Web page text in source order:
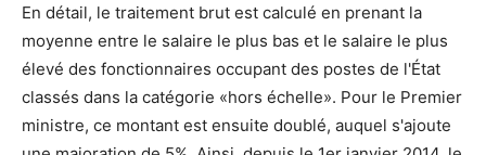
En détail, le traitement brut est calculé en prenant la
moyenne entre le salaire le plus bas et le salaire le plus
élevé des fonctionnaires occupant des postes de l'État
classés dans la catégorie «hors échelle». Pour le Premier
ministre, ce montant est ensuite doublé, auquel s'ajoute